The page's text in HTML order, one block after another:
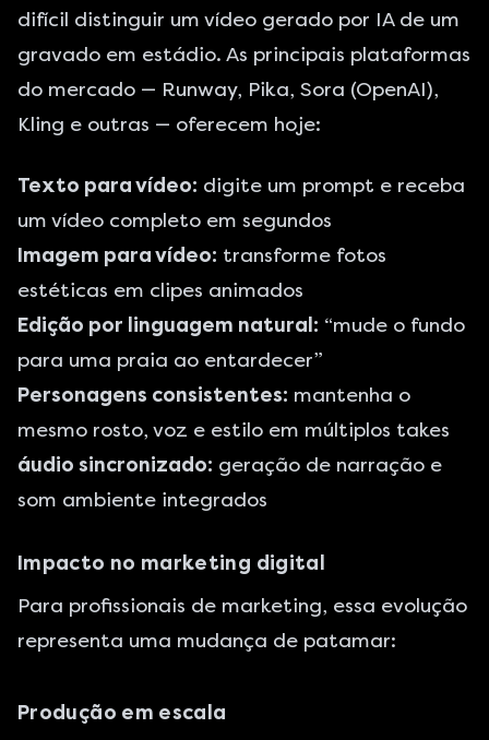
difícil distinguir um vídeo gerado por IA de um
gravado em estádio. As principais plataformas
do mercado — Runway, Pika, Sora (OpenAI),
Kling e outras — oferecem hoje:
Texto para vídeo: digite um prompt e receba
um vídeo completo em segundos
Imagem para vídeo: transforme fotos
estéticas em clipes animados
Edição por linguagem natural: “mude o fundo
para uma praia ao entardecer”
Personagens consistentes: mantenha o
mesmo rosto, voz e estilo em múltiplos takes
áudio sincronizado: geração de narração e
som ambiente integrados
Impacto no marketing digital
Para profissionais de marketing, essa evolução
representa uma mudança de patamar:
Produção em escala